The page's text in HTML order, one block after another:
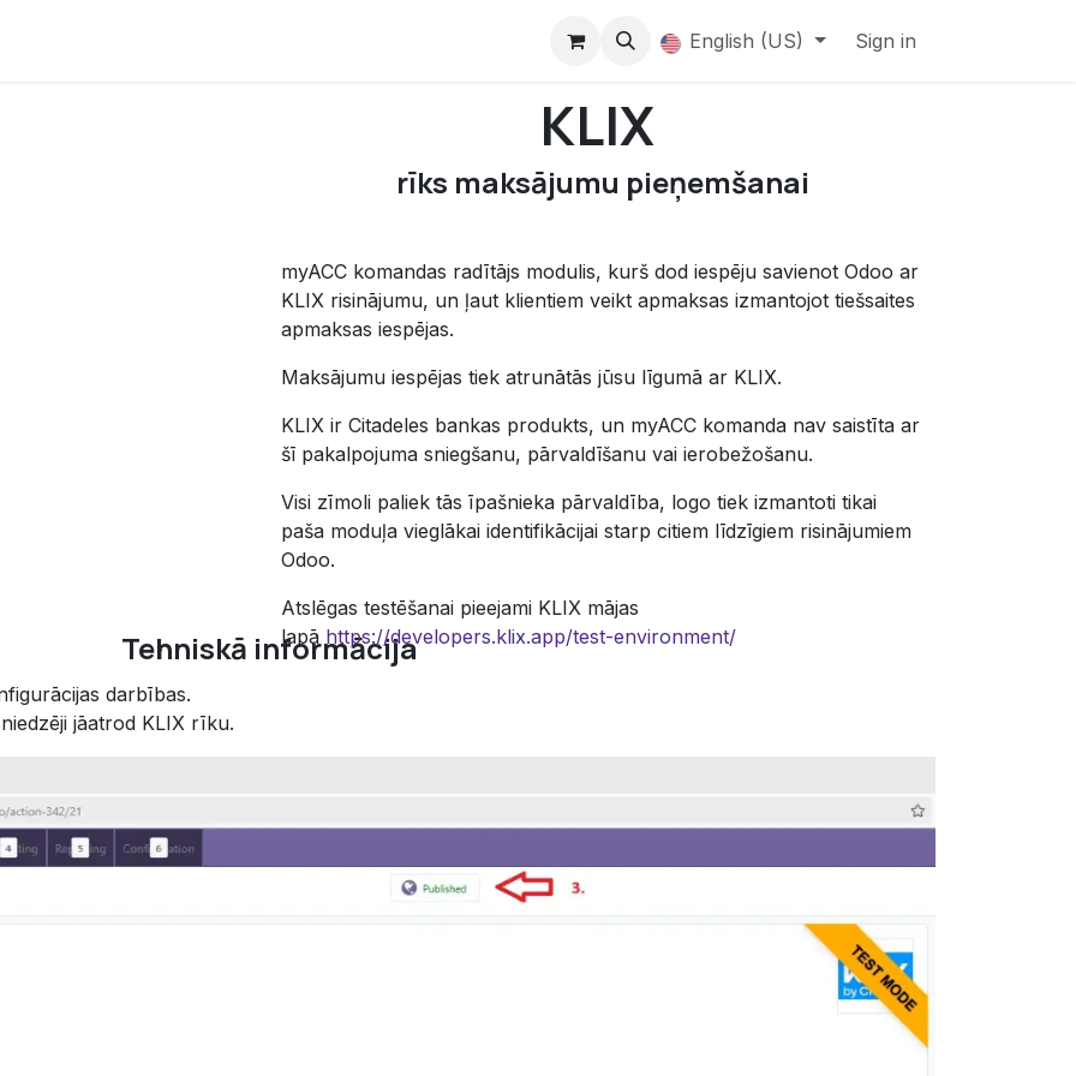
English (US) Sign in
KLIX
rīks maksājumu pieņemšanai
myACC komandas radītājs modulis, kurš dod iespēju savienot Odoo ar
KLIX risinājumu, un ļaut klientiem veikt apmaksas izmantojot tiešsaites
apmaksas iespējas.
Maksājumu iespējas tiek atrunātās jūsu līgumā ar KLIX.
KLIX ir Citadeles bankas produkts, un myACC komanda nav saistīta ar
šī pakalpojuma sniegšanu, pārvaldīšanu vai ierobežošanu.
Visi zīmoli paliek tās īpašnieka pārvaldība, logo tiek izmantoti tikai
paša moduļa vieglākai identifikācijai starp citiem līdzīgiem risinājumiem
Odoo.
Atslēgas testēšanai pieejami KLIX mājas
lapā https://developers.klix.app/test-environment/
Tehniskā informācija
darbības.
jāatrod KLIX rīku.